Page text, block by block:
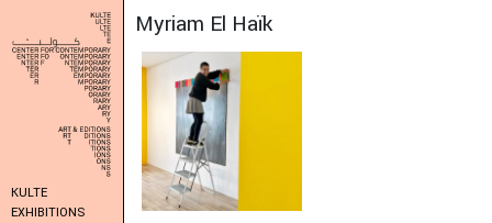
KULTE
EXHIBITIONS
Myriam El Haïk